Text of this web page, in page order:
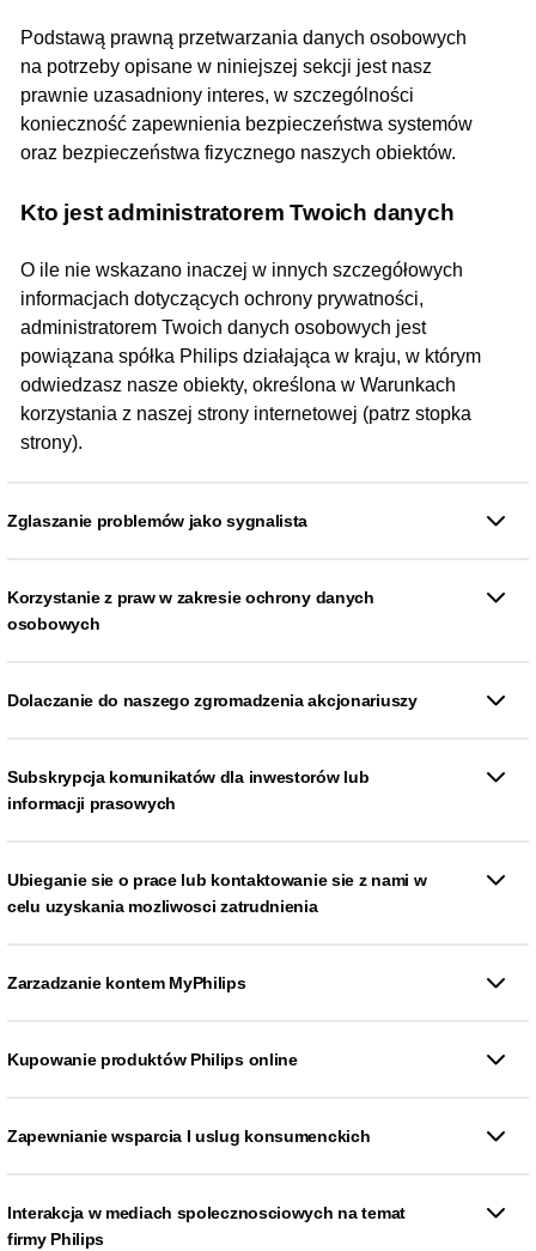
Podstawą prawną przetwarzania danych osobowych
na potrzeby opisane w niniejszej sekcji jest nasz
prawnie uzasadniony interes, w szczególności
konieczność zapewnienia bezpieczeństwa systemów
oraz bezpieczeństwa fizycznego naszych obiektów.
Kto jest administratorem Twoich danych
O ile nie wskazano inaczej w innych szczegółowych
informacjach dotyczących ochrony prywatności,
administratorem Twoich danych osobowych jest
powiązana spółka Philips działająca w kraju, w którym
odwiedzasz nasze obiekty, określona w Warunkach
korzystania z naszej strony internetowej (patrz stopka
strony).
Zglaszanie problemów jako sygnalista
Korzystanie z praw w zakresie ochrony danych
osobowych
Dolaczanie do naszego zgromadzenia akcjonariuszy
Subskrypcja komunikatów dla inwestorów lub
informacji prasowych
Ubieganie sie o prace lub kontaktowanie sie z nami w
celu uzyskania mozliwosci zatrudnienia
Zarzadzanie kontem MyPhilips
Kupowanie produktów Philips online
Zapewnianie wsparcia I uslug konsumenckich
Interakcja w mediach spolecznosciowych na temat
firmy Philips